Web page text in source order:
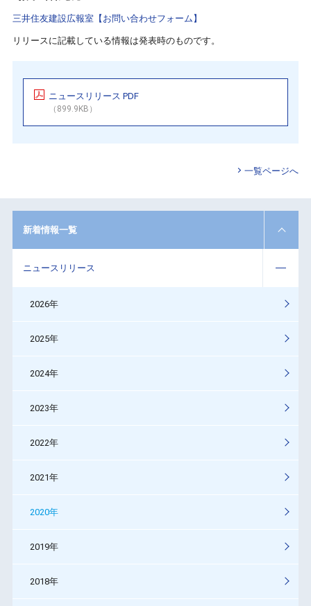
三井住友建設広報室【お問い合わせフォーム】
リリースに記載している情報は発表時のものです。
ニュースリリース PDF
（899.9KB）
一覧ページへ
新着情報一覧
ニュースリリース
2026年
2025年
2024年
2023年
2022年
2021年
2020年
2019年
2018年